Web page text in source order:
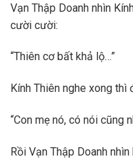
Vạn Thập Doanh nhìn
cười cười:
“Thiên cơ bất khả lộ…”
Kính Thiên nghe xong thì
“Con mẹ nó, có nói cũng
Rồi Vạn Thập Doanh